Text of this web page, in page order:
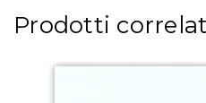
Prodotti